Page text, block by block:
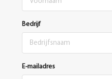
Bedrijf
E-mailadres